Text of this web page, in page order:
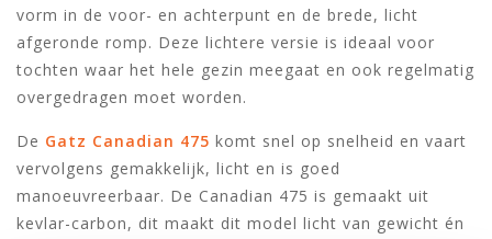
vorm in de voor- en achterpunt en de brede, licht
afgeronde romp. Deze lichtere versie is ideaal voor
tochten waar het hele gezin meegaat en ook regelmatig
overgedragen moet worden.
De Gatz Canadian 475 komt snel op snelheid en vaart
vervolgens gemakkelijk, licht en is goed
manoeuvreerbaar. De Canadian 475 is gemaakt uit
kevlar-carbon, dit maakt dit model licht van gewicht én